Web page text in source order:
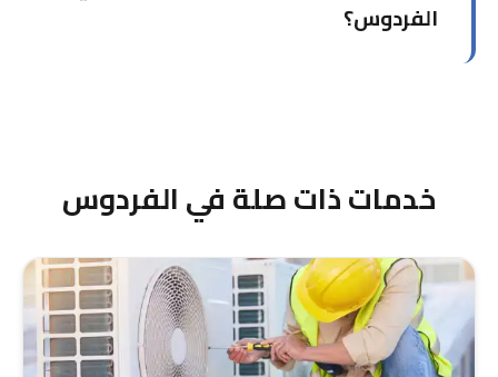
الفخمة بالفردوس.
الفردوس؟
خدمات ذات صلة في الفردوس